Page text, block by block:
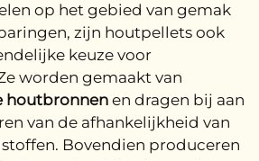
op het gebied van gemak
zijn houtpellets ook
keuze voor
worden gemaakt van
houtbronnen en dragen bij aan
van de afhankelijkheid van
Bovendien produceren